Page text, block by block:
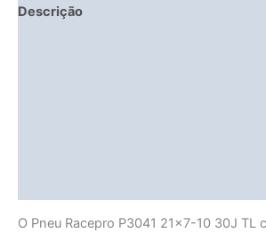
Descrição
O Pneu Racepro P3041 21×7-10 30J TL